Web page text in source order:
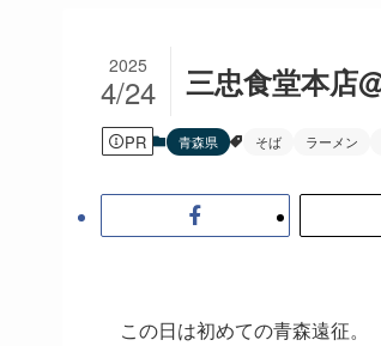
三忠食堂本店
2025
4/24
PR 青森県 そば ラーメン
この日は初めての青森遠征。